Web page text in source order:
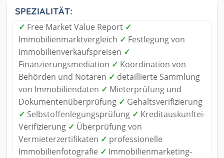
SPEZIALITÄT:
✓ Free Market Value Report ✓
Immobilienmarktvergleich ✓ Festlegung von
Immobilienverkaufspreisen ✓
Finanzierungsmediation ✓ Koordination von
Behörden und Notaren ✓ detaillierte Sammlung
von Immobiliendaten ✓ Mieterprüfung und
Dokumentenüberprüfung ✓ Gehaltsverifizierung
✓ Selbstoffenlegungsprüfung ✓ Kreditauskunftei-
Verifizierung ✓ Überprüfung von
Vermieterzertifikaten ✓ professionelle
Immobilienfotografie ✓ Immobilienmarketing-